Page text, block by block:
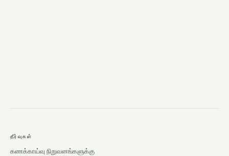
தீர்வுகள்
கணக்காய்வு நிறுவனங்களுக்கு